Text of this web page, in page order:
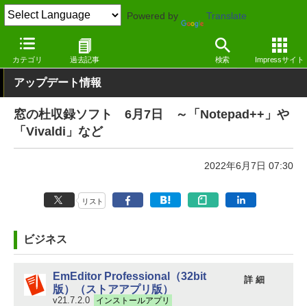
Powered by Translate
カテゴリ 過去記事 検索 Impressサイト
窓の杜 その他の話題 アップデート
アップデート情報
窓の杜収録ソフト 6月7日 ～「Notepad++」や
「Vivaldi」など
2022年6月7日 07:30
リスト
ビジネス
EmEditor Professional（32bit
版）（ストアアプリ版）
v21.7.2.0 インストールアプリ
詳 細